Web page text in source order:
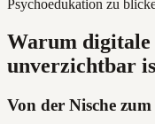
Psychoedukation zu
Warum digitale
unverzichtbar
Von der Nische